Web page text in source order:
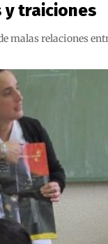
y traiciones
relaciones